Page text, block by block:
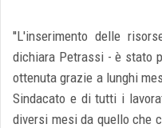
''L'inserimento delle
dichiara Petrassi - è stato
ottenuta grazie a lunghi
Sindacato e di tutti i
diversi mesi da quello che